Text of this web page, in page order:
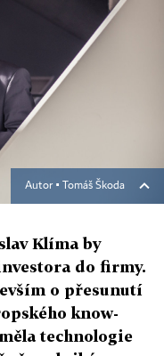
Autor ▪ Tomáš Škoda
Klíma by
do firmy.
o přesunutí
know-
technologie